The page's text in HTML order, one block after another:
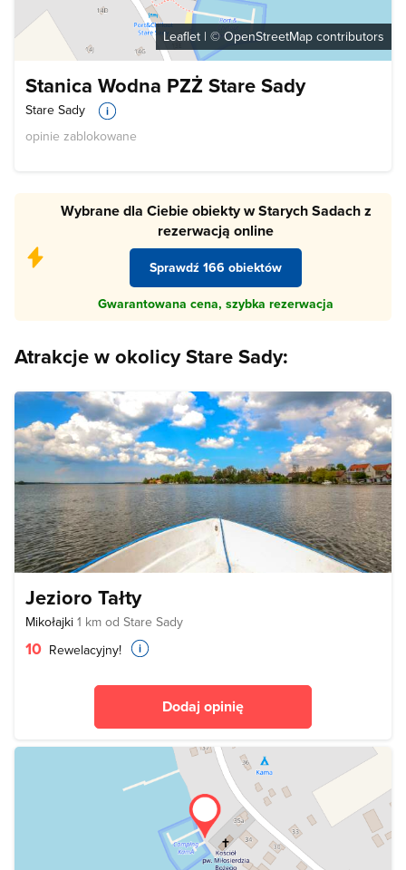
Leaflet | © OpenStreetMap contributors
Stanica Wodna PZŻ Stare Sady
Stare Sady
opinie zablokowane
Wybrane dla Ciebie obiekty w Starych Sadach z
rezerwacją online
Sprawdź 166 obiektów
Gwarantowana cena, szybka rezerwacja
Atrakcje w okolicy Stare Sady:
Jezioro Tałty
Mikołajki 1 km od Stare Sady
10 Rewelacyjny!
Dodaj opinię